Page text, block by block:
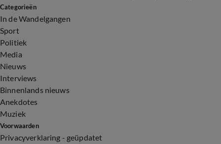
Categorieën
In de Wandelgangen
Sport
Politiek
Media
Nieuws
Interviews
Binnenlands nieuws
Anekdotes
Muziek
Voorwaarden
Privacyverklaring - geüpdatet